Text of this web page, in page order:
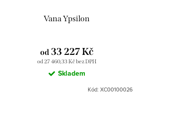
Vana Ypsilon
od 27 460,33 Kč bez DPH
od 33 227 Kč
Skladem
Kód: XC00100026